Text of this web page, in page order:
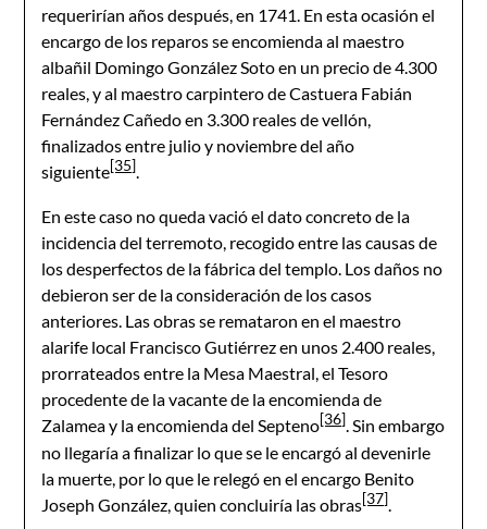
requerirían años después, en 1741. En esta ocasión el
encargo de los reparos se encomienda al maestro
albañil Domingo González Soto en un precio de 4.300
reales, y al maestro carpintero de Castuera Fabián
Fernández Cañedo en 3.300 reales de vellón,
finalizados entre julio y noviembre del año
siguiente[35].
En este caso no queda vació el dato concreto de la
incidencia del terremoto, recogido entre las causas de
los desperfectos de la fábrica del templo. Los daños no
debieron ser de la consideración de los casos
anteriores. Las obras se remataron en el maestro
alarife local Francisco Gutiérrez en unos 2.400 reales,
prorrateados entre la Mesa Maestral, el Tesoro
procedente de la vacante de la encomienda de
Zalamea y la encomienda del Septeno[36]. Sin embargo
no llegaría a finalizar lo que se le encargó al devenirle
la muerte, por lo que le relegó en el encargo Benito
Joseph González, quien concluiría las obras[37].